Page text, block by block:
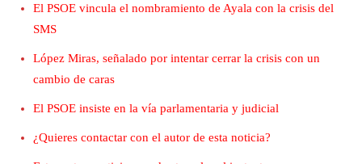
El PSOE vincula el nombramiento de Ayala con la crisis del
SMS
López Miras, señalado por intentar cerrar la crisis con un
cambio de caras
El PSOE insiste en la vía parlamentaria y judicial
¿Quieres contactar con el autor de esta noticia?